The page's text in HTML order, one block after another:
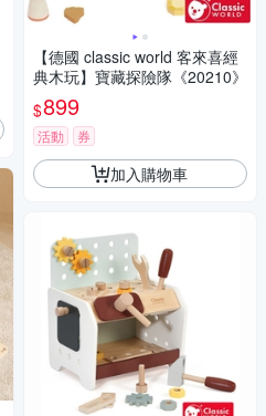
【德國 classic world 客來喜經
典木玩】寶藏探險隊《20210》
$899
活動 券
加入購物車